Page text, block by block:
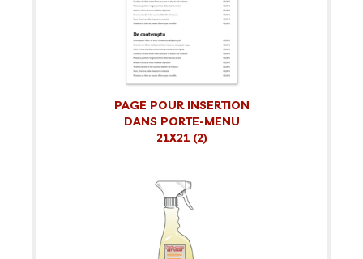
PAGE POUR INSERTION
DANS PORTE-MENU
21X21 (2)